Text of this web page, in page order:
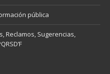
pública
Reclamos, Sugerencias,